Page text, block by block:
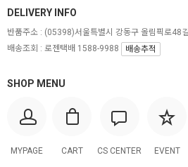
SHOP MENU
MYPAGE CART CS CENTER EVENT
DELIVERY INFO
반품주소 : (05398)서울특별시 강동구 올림픽로48
배송조회 : 로젠택배 1588-9988
배송추적